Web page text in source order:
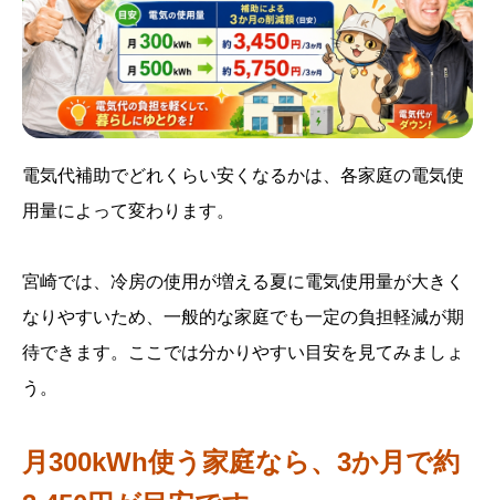
電気代補助でどれくらい安くなるかは、各家庭の電気使
用量によって変わります。
宮崎では、冷房の使用が増える夏に電気使用量が大きく
なりやすいため、一般的な家庭でも一定の負担軽減が期
待できます。ここでは分かりやすい目安を見てみましょ
う。
月300kWh使う家庭なら、3か月で約